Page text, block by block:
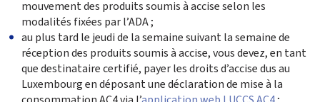
mouvement des produits soumis à accise selon les
modalités fixées par l’ADA ;
au plus tard le jeudi de la semaine suivant la semaine de
réception des produits soumis à accise, vous devez, en tant
que destinataire certifié, payer les droits d’accise dus au
Luxembourg en déposant une déclaration de mise à la